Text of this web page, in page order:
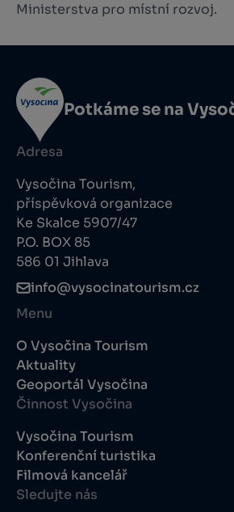
Ministerstva pro místní rozvoj.
Potkáme se na
Adresa
Vysočina Tourism,
příspěvková organizace
Ke Skalce 5907/47
P.O. BOX 85
586 01 Jihlava
info@vysocinatourism.cz
Menu
O Vysočina Tourism
Aktuality
Geoportál Vysočina
Činnost Vysočina
Vysočina Tourism
Konferenční turistika
Filmová kancelář
Sledujte nás